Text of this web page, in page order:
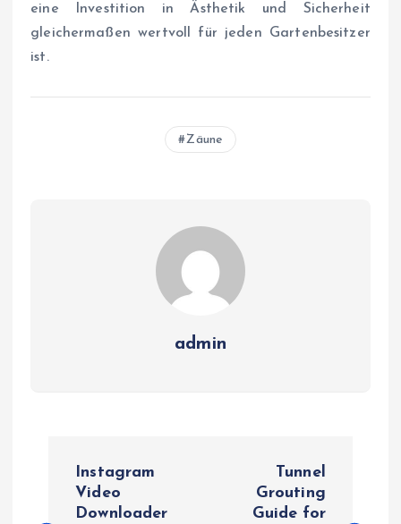
eine Investition in Ästhetik und Sicherheit
gleichermaßen wertvoll für jeden Gartenbesitzer
ist.
Zäune
admin
Instagram
Video
Downloader
Tunnel
Grouting
Guide for